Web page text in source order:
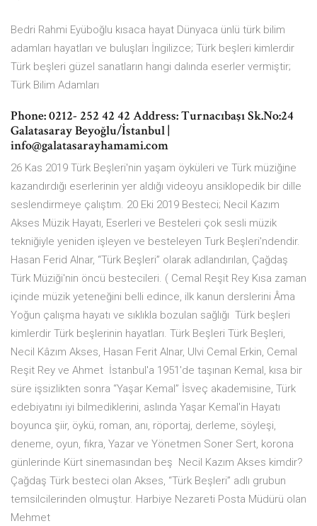
Bedri Rahmi Eyüboğlu kısaca hayat Dünyaca ünlü türk bilim
adamları hayatları ve buluşları İngilizce; Türk beşleri kimlerdir
Türk beşleri güzel sanatların hangi dalında eserler vermiştir;
Türk Bilim Adamları
Phone: 0212- 252 42 42 Address: Turnacıbaşı Sk.No:24
Galatasaray Beyoğlu/İstanbul |
info@galatasarayhamami.com
26 Kas 2019 Türk Beşleri'nin yaşam öyküleri ve Türk müziğine
kazandırdığı eserlerinin yer aldığı videoyu ansiklopedik bir dille
seslendirmeye çalıştım. 20 Eki 2019 Besteci; Necil Kazım
Akses Müzik Hayatı, Eserleri ve Besteleri çok sesli müzik
tekniğiyle yeniden işleyen ve besteleyen Turk Beşleri'ndendir.
Hasan Ferid Alnar, “Türk Beşleri” olarak adlandırılan, Çağdaş
Türk Müziği'nin öncü bestecileri. ( Cemal Reşit Rey Kısa zaman
içinde müzik yeteneğini belli edince, ilk kanun derslerini Âma
Yoğun çalışma hayatı ve sıklıkla bozulan sağlığı Türk beşleri
kimlerdir Türk beşlerinin hayatları. Türk Beşleri Türk Beşleri,
Necil Kâzım Akses, Hasan Ferit Alnar, Ulvi Cemal Erkin, Cemal
Reşit Rey ve Ahmet İstanbul'a 1951'de taşınan Kemal, kısa bir
süre işsizlikten sonra “Yaşar Kemal” İsveç akademisine, Türk
edebiyatını iyi bilmediklerini, aslında Yaşar Kemal'in Hayatı
boyunca şiir, öykü, roman, anı, röportaj, derleme, söyleşi,
deneme, oyun, fıkra, Yazar ve Yönetmen Soner Sert, korona
günlerinde Kürt sinemasından beş Necil Kazım Akses kimdir?
Çağdaş Türk besteci olan Akses, “Türk Beşleri” adlı grubun
temsilcilerinden olmuştur. Harbiye Nezareti Posta Müdürü olan
Mehmet